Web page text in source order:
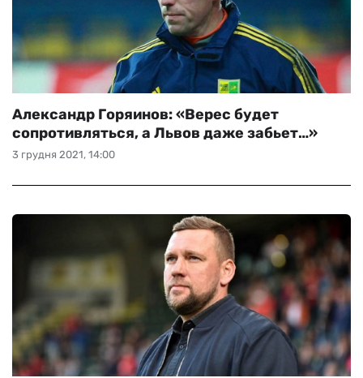
БУКМЕКЕРИ
3 грудня 2021, 14:00
Александр Горяинов: «Верес будет
сопротивляться, а Львов даже забьет…»